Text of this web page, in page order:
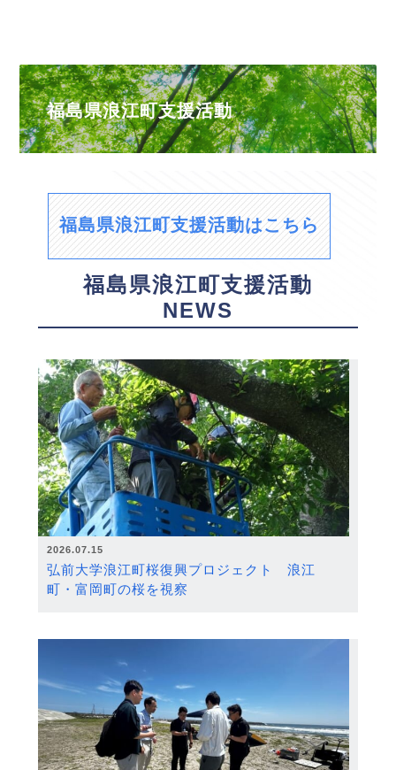
福島県浪江町支援活動
福島県浪江町支援活動はこちら
福島県浪江町支援活動
NEWS
2026.07.15
弘前大学浪江町桜復興プロジェクト 浪江
町・富岡町の桜を視察